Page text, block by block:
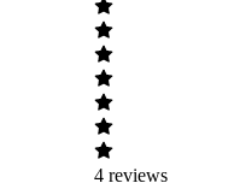
4 reviews